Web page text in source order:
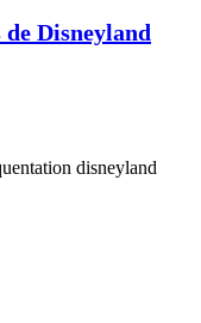
Disneyland